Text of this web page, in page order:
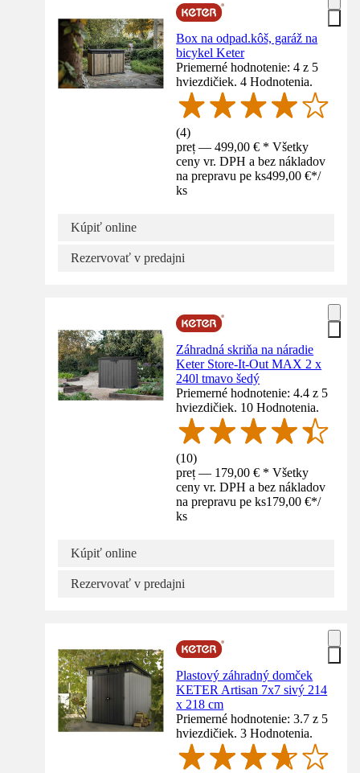
Box na odpad.kôš, garáž na
bicykel Keter
Priemerné hodnotenie: 4 z 5
hviezdičiek. 4 Hodnotenia.
(4)
preț — 499,00 € * Všetky
ceny vr. DPH a bez nákladov
na prepravu pe ks499,00 €*/
ks
Kúpiť online
Rezervovať v predajni
Záhradná skriňa na náradie
Keter Store-It-Out MAX 2 x
240l tmavo šedý
Priemerné hodnotenie: 4.4 z 5
hviezdičiek. 10 Hodnotenia.
(10)
preț — 179,00 € * Všetky
ceny vr. DPH a bez nákladov
na prepravu pe ks179,00 €*/
ks
Kúpiť online
Rezervovať v predajni
Plastový záhradný domček
KETER Artisan 7x7 sivý 214
x 218 cm
Priemerné hodnotenie: 3.7 z 5
hviezdičiek. 3 Hodnotenia.